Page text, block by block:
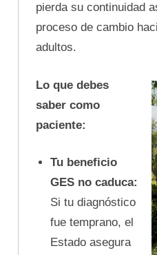
pierda su continuidad
proceso de cambio
adultos.
Lo que debes
saber como
paciente:
Tu beneficio
GES no caduca:
Si tu diagnóstico
fue temprano, el
Estado asegura